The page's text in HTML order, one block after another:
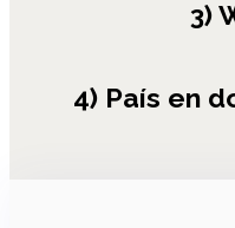
3)
4) País en